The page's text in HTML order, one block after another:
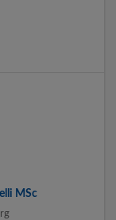
MSc